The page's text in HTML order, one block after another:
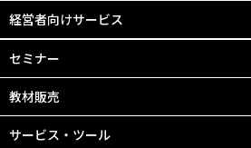
経営者向けサービス
セミナー
教材販売
サービス・ツール